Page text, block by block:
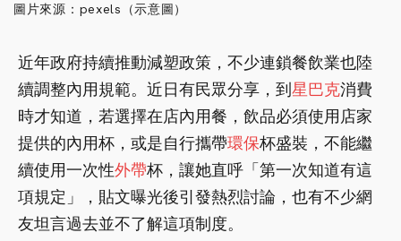
圖片來源：pexels（示意圖）
近年政府持續推動減塑政策，不少連鎖餐飲業也陸
續調整內用規範。近日有民眾分享，到星巴克消費
時才知道，若選擇在店內用餐，飲品必須使用店家
提供的內用杯，或是自行攜帶環保杯盛裝，不能繼
續使用一次性外帶杯，讓她直呼「第一次知道有這
項規定」，貼文曝光後引發熱烈討論，也有不少網
友坦言過去並不了解這項制度。